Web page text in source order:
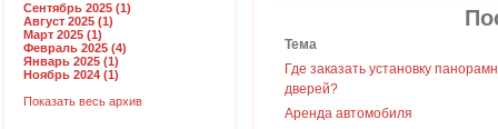
Сентябрь 2025 (1)
Август 2025 (1)
Март 2025 (1)
Февраль 2025 (4)
Январь 2025 (1)
Ноябрь 2024 (1)
Показать весь архив
Тема
Где заказать установку
дверей?
Аренда автомобиля